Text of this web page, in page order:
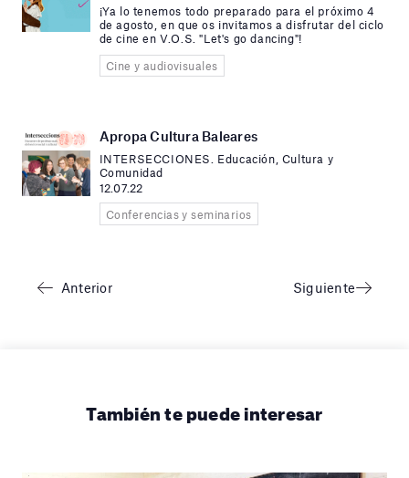
¡Ya lo tenemos todo preparado para el próximo 4
de agosto, en que os invitamos a disfrutar del ciclo
de cine en V.O.S. "Let's go dancing"!
Cine y audiovisuales
Apropa Cultura Baleares
INTERSECCIONES. Educación, Cultura y
Comunidad
12.07.22
Conferencias y seminarios
Anterior Siguiente
También te puede interesar